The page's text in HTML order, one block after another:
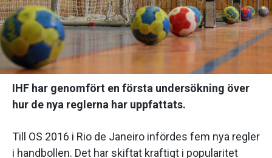
IHF har genomfört en första undersökning över
hur de nya reglerna har uppfattats.
Till OS 2016 i Rio de Janeiro infördes fem nya regler
i handbollen. Det har skiftat kraftigt i popularitet